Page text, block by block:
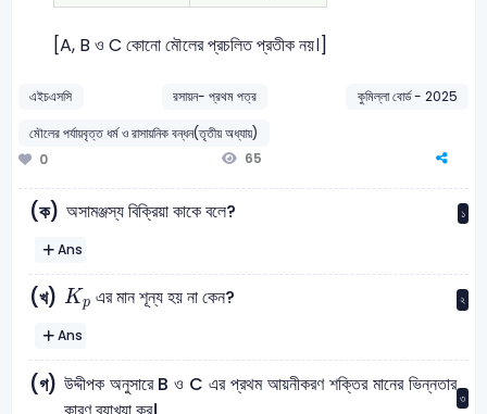
[A, B ও C কোনো মৌলের প্রচলিত প্রতীক নয়।]
এইচএসসি রসায়ন- প্রথম পত্র
কুমিল্লা বোর্ড - 2025
মৌলের পর্যায়বৃত্ত ধর্ম ও রাসায়নিক বন্ধন(তৃতীয় অধ্যায়)
0
65
(ক) অসামঞ্জস্য বিক্রিয়া কাকে বলে? ১
Ans
(খ) Kp
Kp এর মান শূন্য হয় না কেন? ২
Ans
(গ) উদ্দীপক অনুসারে B ও C এর প্রথম আয়নীকরণ শক্তির মানের ভিন্নতার
৩